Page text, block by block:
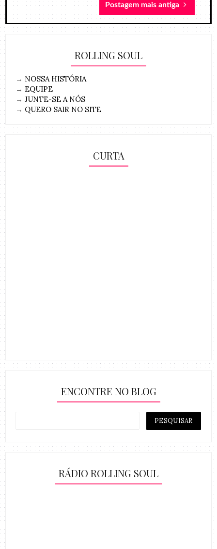
Postagem mais antiga
ROLLING SOUL
→ NOSSA HISTÓRIA
→ EQUIPE
→JUNTE-SE A NÓS
→ QUERO SAIR NO SITE
CURTA
ENCONTRE NO BLOG
RÁDIO ROLLING SOUL